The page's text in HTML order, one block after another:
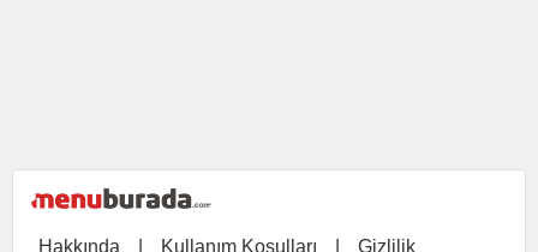
Hakkında Kullanım Koşulları Gizlilik